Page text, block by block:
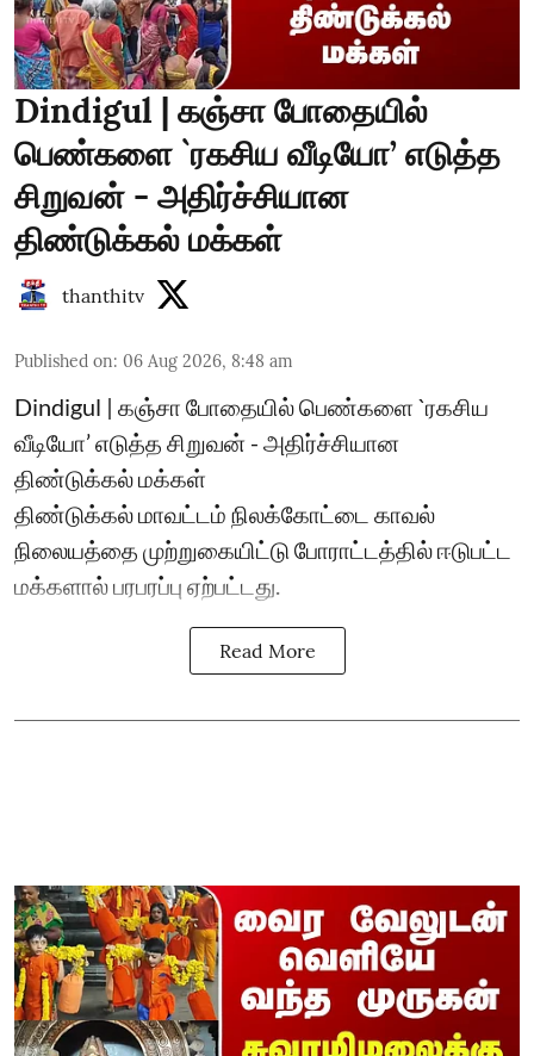
Dindigul | கஞ்சா போதையில்
பெண்களை `ரகசிய வீடியோ’ எடுத்த
சிறுவன் - அதிர்ச்சியான
திண்டுக்கல் மக்கள்
thanthitv
Published on: 06 Aug 2026, 8:48 am
Dindigul | கஞ்சா போதையில் பெண்களை `ரகசிய
வீடியோ’ எடுத்த சிறுவன் - அதிர்ச்சியான
திண்டுக்கல் மக்கள்
திண்டுக்கல் மாவட்டம் நிலக்கோட்டை காவல்
நிலையத்தை முற்றுகையிட்டு போராட்டத்தில் ஈடுபட்ட
மக்களால் பரபரப்பு ஏற்பட்டது.
Read More